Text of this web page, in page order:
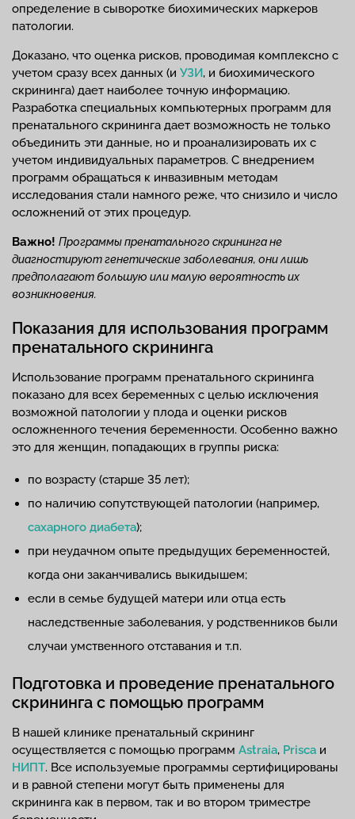
определение в сыворотке биохимических маркеров
патологии.
Доказано, что оценка рисков, проводимая комплексно с
учетом сразу всех данных (и УЗИ, и биохимического
скрининга) дает наиболее точную информацию.
Разработка специальных компьютерных программ для
пренатального скрининга дает возможность не только
объединить эти данные, но и проанализировать их с
учетом индивидуальных параметров. С внедрением
программ обращаться к инвазивным методам
исследования стали намного реже, что снизило и число
осложнений от этих процедур.
Важно! Программы пренатального скрининга не
диагностируют генетические заболевания, они лишь
предполагают большую или малую вероятность их
возникновения.
Показания для использования программ
пренатального скрининга
Использование программ пренатального скрининга
показано для всех беременных с целью исключения
возможной патологии у плода и оценки рисков
осложненного течения беременности. Особенно важно
это для женщин, попадающих в группы риска:
по возрасту (старше 35 лет);
по наличию сопутствующей патологии (например,
сахарного диабета);
при неудачном опыте предыдущих беременностей,
когда они заканчивались выкидышем;
если в семье будущей матери или отца есть
наследственные заболевания, у родственников были
случаи умственного отставания и т.п.
Подготовка и проведение пренатального
скрининга с помощью программ
В нашей клинике пренатальный скрининг
осуществляется с помощью программ Astraia, Prisca и
НИПТ. Все используемые программы сертифицированы
и в равной степени могут быть применены для
скрининга как в первом, так и во втором триместре